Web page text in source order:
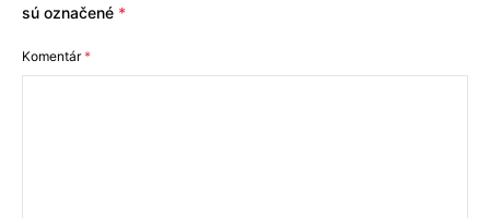
sú označené *
Komentár*